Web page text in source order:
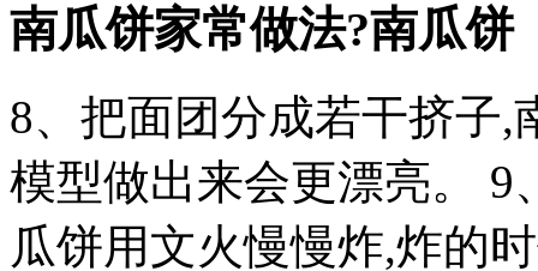
南瓜饼家常做法?南瓜饼
8、把面团分成若干挤子,
模型做出来会更漂亮。 9
瓜饼用文火慢慢炸,炸的